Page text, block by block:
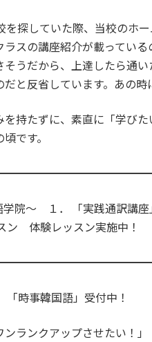
探していた際、当校のホー
ラスの講座紹介が載ってい
そうだから、上達したら通い
と反省しています。あの時
持たずに、素直に「学び
です。
院～ １． 「実践通訳講座
ン 体験レッスン実施中！
「時事韓国語」受付中！
ンランクアップさせたい！」